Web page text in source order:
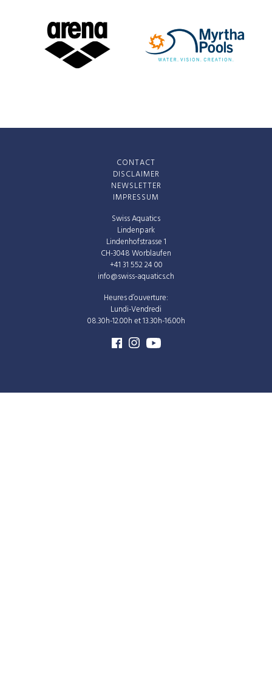
Swiss Aquatics
Lindenpark
Lindenhofstrasse 1
CH-3048 Worblaufen
+41 31 552 24 00
info@swiss-aquatics.ch
Heures d’ouverture:
Lundi-Vendredi
08.30h-12.00h et 13.30h-16.00h
CONTACT
DISCLAIMER
NEWSLETTER
IMPRESSUM